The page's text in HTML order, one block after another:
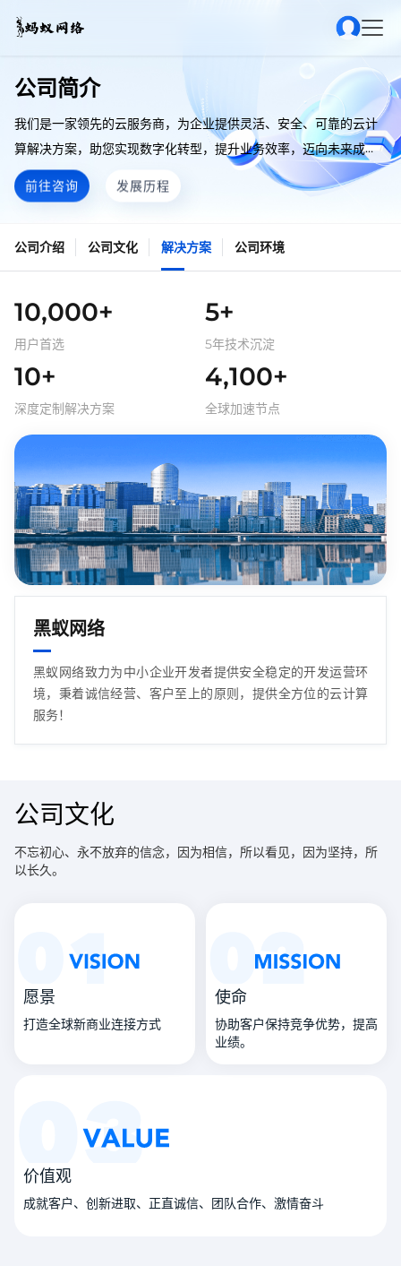
公司简介
我们是一家领先的云服务商，为企业提供灵活、安全、可靠的云计
算解决方案，助您实现数字化转型，提升业务效率，迈向未来成
功。
前往咨询 发展历程
公司介绍 公司文化 解决方案 公司环境
10,000+
用户首选
5+
5年技术沉淀
10+
深度定制解决方案
4,100+
全球加速节点
黑蚁网络
黑蚁网络致力为中小企业开发者提供安全稳定的开发运营环
境，秉着诚信经营、客户至上的原则，提供全方位的云计算
服务！
公司文化
不忘初心、永不放弃的信念，因为相信，所以看见，因为坚持，所
以长久。
愿景
打造全球新商业连接方式
使命
协助客户保持竞争优势，提高
业绩。
价值观
成就客户、创新进取、正直诚信、团队合作、激情奋斗